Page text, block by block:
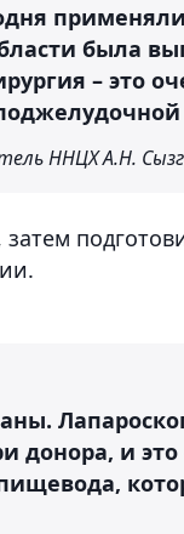
была
– это
ННЦХ А.Н.
донора, и